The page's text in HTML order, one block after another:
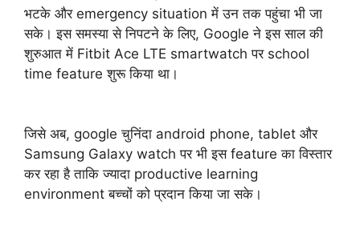
भटके और emergency situation में उन तक पहुंचा भी जा
सके। इस समस्या से निपटने के लिए, Google ने इस साल की
शुरुआत में Fitbit Ace LTE smartwatch पर school
time feature शुरू किया था।
जिसे अब, google चुनिंदा android phone, tablet और
Samsung Galaxy watch पर भी इस feature का विस्तार
कर रहा है ताकि ज्यादा productive learning
environment बच्चों को प्रदान किया जा सके।